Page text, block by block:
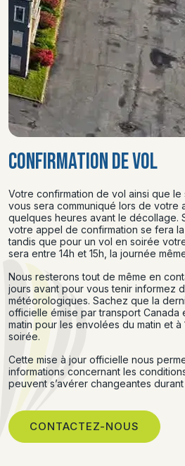
CONFIRMATION DE VOL
Votre confirmation de vol ainsi que
vous sera communiqué lors de votre
quelques heures avant le décollage.
votre appel de confirmation se fera la
tandis que pour un vol en soirée
sera entre 14h et 15h, la journée
Nous resterons tout de même en
jours avant pour vous tenir informez
météorologiques. Sachez que la
officielle émise par transport Canada
matin pour les envolées du matin et
soirée.
Cette mise à jour officielle nous
informations concernant les
peuvent s’avérer changeantes
CONTACTEZ-NOUS